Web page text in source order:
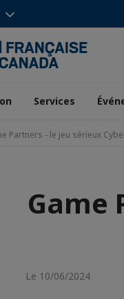
Services
Partners - le jeu sérieux
Game
Le 10/06/2024